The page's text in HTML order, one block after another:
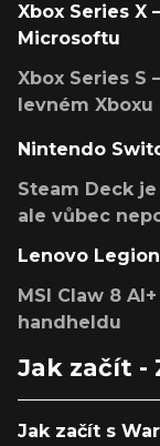
Xbox Series X
Microsoftu
Xbox Series S
levném Xboxu
Nintendo
Steam Deck
ale vůbec
Lenovo
MSI Claw 8
handheldu
Jak začít -
Jak začít s